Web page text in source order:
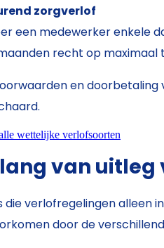
zorgverlof
een medewerker enkele
recht op
en doorbetaling
wettelijke verlofsoorten
van uitleg
die verlofregelingen alleen
door de